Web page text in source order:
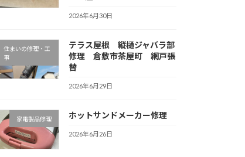
2026年6月30日
住まいの修理・工
事
テラス屋根 縦樋ジャバラ部
修理 倉敷市茶屋町 網戸張
替
2026年6月29日
家電製品修理 ホットサンドメーカー修理
2026年6月26日